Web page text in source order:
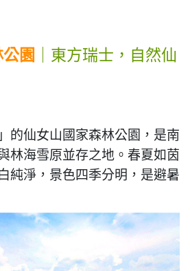
園 ｜東方瑞士，自然仙
的仙女山國家森林公園，是南
林海雪原並存之地。春夏如茵
純淨，景色四季分明，是避暑